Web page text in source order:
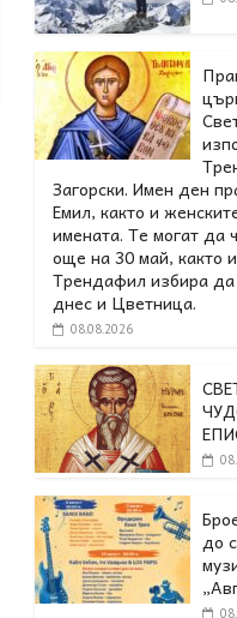
Загорски. Имен ден
Емил, както и
имената. Те могат да
още на 30 май, както
Трендафил избира
днес и Цветница.
08.08.2026
до